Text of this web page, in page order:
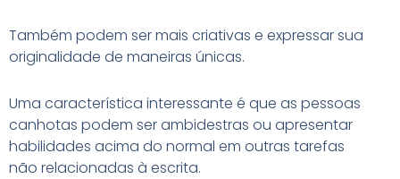
Também podem ser mais criativas e expressar sua
originalidade de maneiras únicas.
Uma característica interessante é que as pessoas
canhotas podem ser ambidestras ou apresentar
habilidades acima do normal em outras tarefas
não relacionadas à escrita.